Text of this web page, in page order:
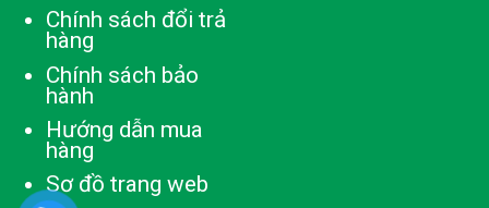
Chính sách đổi trả
hàng
Chính sách bảo
hành
Hướng dẫn mua
hàng
Sơ đồ trang web